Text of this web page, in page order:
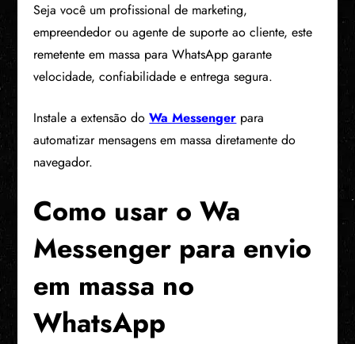
Seja você um profissional de marketing,
empreendedor ou agente de suporte ao cliente, este
remetente em massa para WhatsApp garante
velocidade, confiabilidade e entrega segura.
Instale a extensão doWa Messenger para
automatizar mensagens em massa diretamente do
navegador.
Como usar o Wa
Messenger para envio
em massa no
WhatsApp